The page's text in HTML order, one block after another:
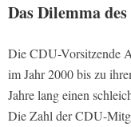
Das Dilemma
Die CDU-Vorsitzende
im Jahr 2000 bis zu
Jahre lang einen
Die Zahl der CDU-